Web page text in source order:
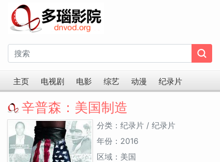
主页 电视剧 电影 综艺 动漫 纪录片
辛普森：美国制造
分类：纪录片 / 纪录片
年份：2016
区域：美国